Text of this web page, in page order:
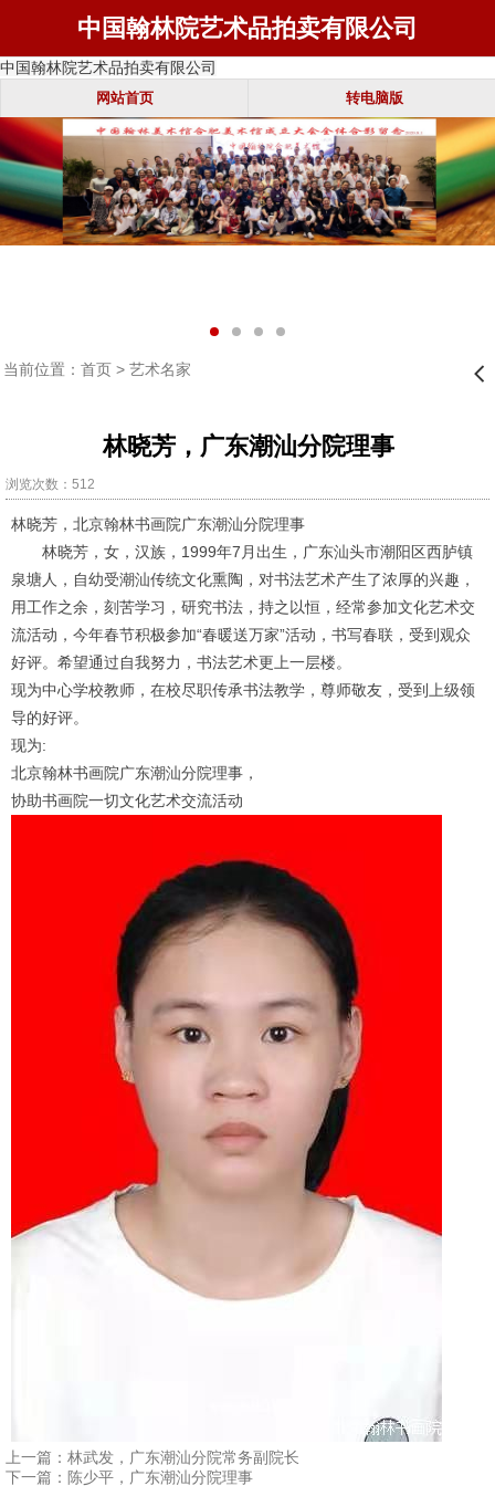
中国翰林院艺术品拍卖有限公司
中国翰林院艺术品拍卖有限公司
网站首页 转电脑版
1 2 3
当前位置： 首页> 艺术名家 󰊒
林晓芳，广东潮汕分院理事
浏览次数：512
林晓芳，北京翰林书画院广东潮汕分院理事
林晓芳，女，汉族，1999年7月出生，广东汕头市潮阳区西胪镇
泉塘人，自幼受潮汕传统文化熏陶，对书法艺术产生了浓厚的兴趣，
用工作之余，刻苦学习，研究书法，持之以恒，经常参加文化艺术交
流活动，今年春节积极参加“春暖送万家”活动，书写春联，受到观众
好评。希望通过自我努力，书法艺术更上一层楼。
现为中心学校教师，在校尽职传承书法教学，尊师敬友，受到上级领
导的好评。
现为:
北京翰林书画院广东潮汕分院理事，
协助书画院一切文化艺术交流活动
上一篇： 林武发，广东潮汕分院常务副院长
下一篇： 陈少平，广东潮汕分院理事